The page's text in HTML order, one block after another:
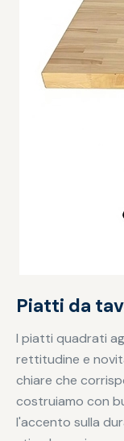
Piatti da
I piatti quadrati
rettitudine e
chiare che
costruiamo con
l'accento sulla